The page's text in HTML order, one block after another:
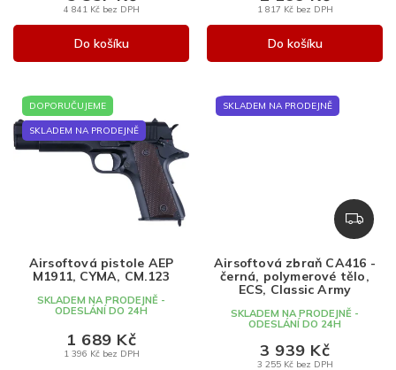
4 841 Kč bez DPH
Do košíku
1 817 Kč bez DPH
Do košíku
DOPORUČUJEME
SKLADEM NA PRODEJNĚ
Airsoftová pistole AEP
M1911, CYMA, CM.123
SKLADEM NA PRODEJNĚ -
ODESLÁNÍ DO 24H
1 396 Kč bez DPH
1 689 Kč
SKLADEM NA PRODEJNĚ
Z
D
R
Airsoftová zbraň CA416 -
černá, polymerové tělo,
ECS, Classic Army
SKLADEM NA PRODEJNĚ -
ODESLÁNÍ DO 24H
3 255 Kč bez DPH
3 939 Kč